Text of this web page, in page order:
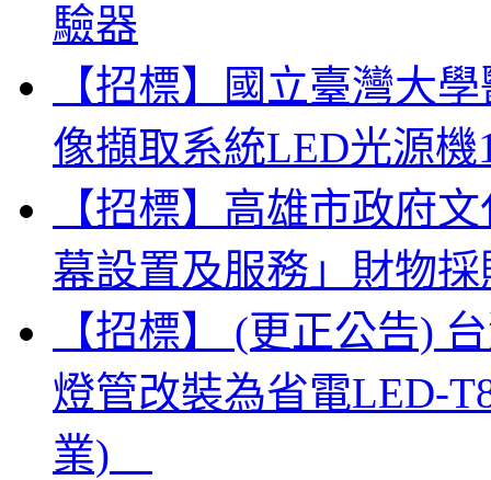
驗器
【招標】國立臺灣大
像擷取系統LED光源機
【招標】高雄市政府
幕設置及服務」財物採
【招標】 (更正公告)
燈管改裝為省電LED-
業)